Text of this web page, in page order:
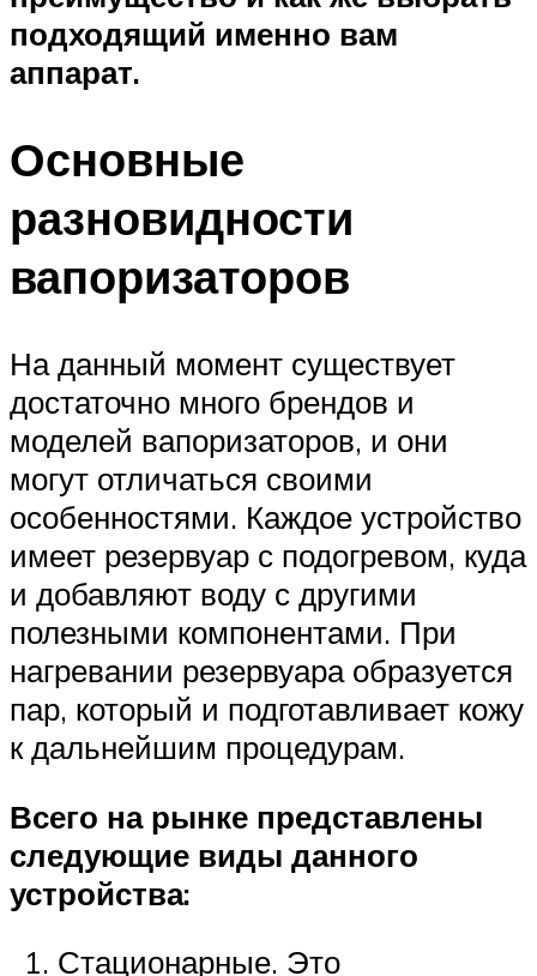
подходящий именно вам
аппарат.
Основные
разновидности
вапоризаторов
На данный момент существует
достаточно много брендов и
моделей вапоризаторов, и они
могут отличаться своими
особенностями. Каждое устройство
имеет резервуар с подогревом, куда
и добавляют воду с другими
полезными компонентами. При
нагревании резервуара образуется
пар, который и подготавливает кожу
к дальнейшим процедурам.
Всего на рынке представлены
следующие виды данного
устройства:
Стационарные. Это